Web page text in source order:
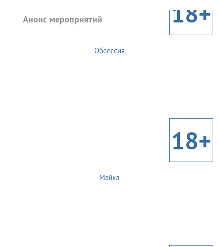
Анонс мероприятий 18+
Обсессия
18+
Майкл